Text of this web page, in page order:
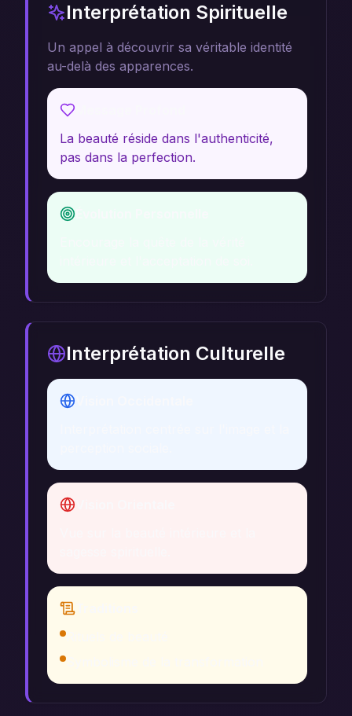
Interprétation Spirituelle
Un appel à découvrir sa véritable identité
au-delà des apparences.
La beauté réside dans l'authenticité,
pas dans la perfection.
Interprétation Culturelle